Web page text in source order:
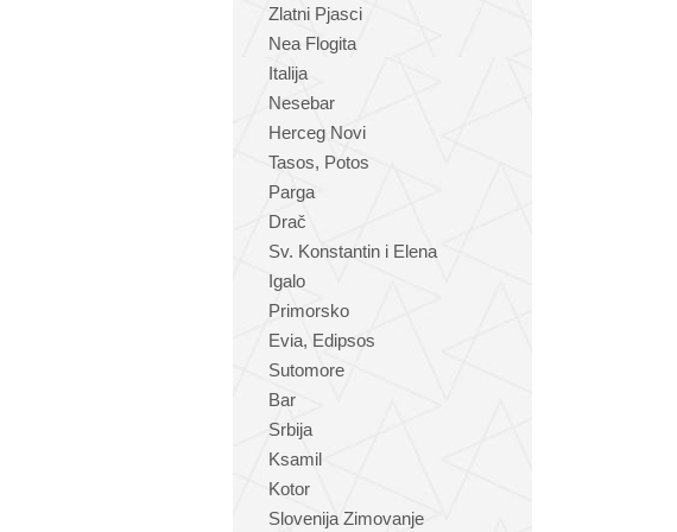
Zlatni Pjasci
Nea Flogita
Italija
Nesebar
Herceg Novi
Tasos, Potos
Parga
Drač
Sv. Konstantin i Elena
Igalo
Primorsko
Evia, Edipsos
Sutomore
Bar
Srbija
Ksamil
Kotor
Slovenija Zimovanje